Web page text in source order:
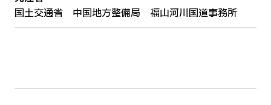
国土交通省 中国地方整備局 福山河川国道事務所